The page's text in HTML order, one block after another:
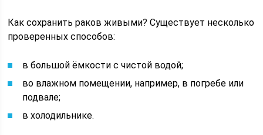
Как сохранить раков живыми? Существует несколько
проверенных способов:
в большой ёмкости с чистой водой;
во влажном помещении, например, в погребе или
подвале;
в холодильнике.